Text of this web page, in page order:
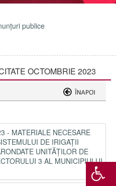
publice
OCTOMBRIE 2023
- MATERIALE NECESARE
DE IRIGAȚII
UNITĂȚILOR DE
3 AL MUNICIPIULUI